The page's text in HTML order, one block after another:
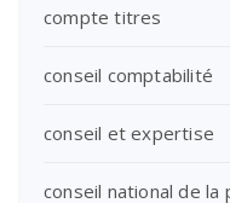
compte titres
conseil comptabilité
conseil et expertise
conseil national de